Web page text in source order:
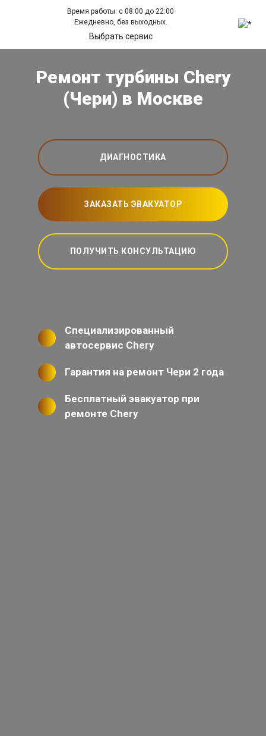
Время работы: с 08:00 до 22:00
Ежедневно, без выходных.
Выбрать сервис
Ремонт турбины Chery
(Чери) в Москве
ДИАГНОСТИКА
ЗАКАЗАТЬ ЭВАКУАТОР
ПОЛУЧИТЬ КОНСУЛЬТАЦИЮ
Специализированный
автосервис Chery
Гарантия на ремонт Чери 2 года
Бесплатный эвакуатор при
ремонте Chery